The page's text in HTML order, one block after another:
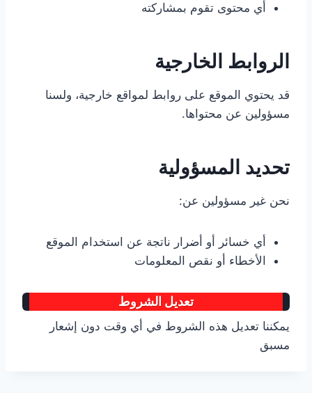
أي محتوى تقوم بمشاركته
الروابط الخارجية
قد يحتوي الموقع على روابط لمواقع خارجية، ولسنا
مسؤولين عن محتواها.
تحديد المسؤولية
نحن غير مسؤولين عن:
أي خسائر أو أضرار ناتجة عن استخدام الموقع
الأخطاء أو نقص المعلومات
تعديل الشروط
يمكننا تعديل هذه الشروط في أي وقت دون إشعار
مسبق